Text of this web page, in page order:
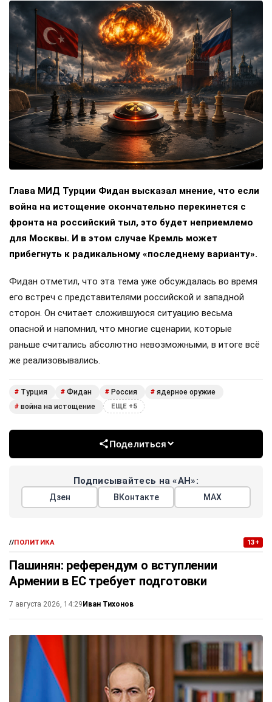
Глава МИД Турции Фидан высказал мнение, что если
война на истощение окончательно перекинется с
фронта на российский тыл, это будет неприемлемо
для Москвы. И в этом случае Кремль может
прибегнуть к радикальному «последнему варианту».
Фидан отметил, что эта тема уже обсуждалась во время
его встреч с представителями российской и западной
сторон. Он считает сложившуюся ситуацию весьма
опасной и напомнил, что многие сценарии, которые
раньше считались абсолютно невозможными, в итоге всё
же реализовывались.
# Турция # Фидан # Россия # ядерное оружие
# война на истощение ЕЩЕ +5
Поделиться
Подписывайтесь на «АН»:
Дзен ВКонтакте МАХ
//ПОЛИТИКА 13+
Пашинян: референдум о вступлении
Армении в ЕС требует подготовки
7 августа 2026, 14:29Иван Тихонов